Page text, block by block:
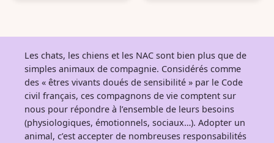
Les chats, les chiens et les NAC sont bien plus que de
simples animaux de compagnie. Considérés comme
des « êtres vivants doués de sensibilité » par le Code
civil français, ces compagnons de vie comptent sur
nous pour répondre à l’ensemble de leurs besoins
(physiologiques, émotionnels, sociaux…). Adopter un
animal, c’est accepter de nombreuses responsabilités